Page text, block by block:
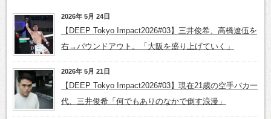
2026年 5月 24日
【DEEP Tokyo Impact2026#03】三井俊希、高橋遼伍を
右→パウンドアウト。「大阪を盛り上げていく」
2026年 5月 21日
【DEEP Tokyo Impact2026#03】現在21歳の空手バカ一
代、三井俊希「何でもありのなかで倒す浪漫」